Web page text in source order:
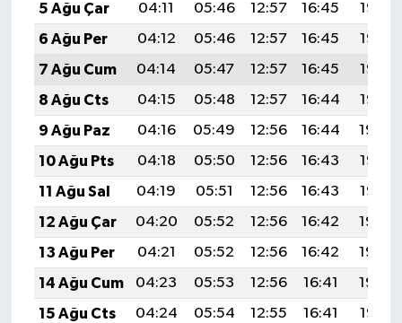
5 Ağu Çar
04:11 05:46 12:57 16:45
19:58
6 Ağu Per
04:12 05:46 12:57 16:45
19:57
7 Ağu Cum
04:14 05:47 12:57 16:45
19:56
8 Ağu Cts
04:15 05:48 12:57 16:44
19:55
9 Ağu Paz
04:16 05:49 12:56 16:44
19:54
10 Ağu Pts
04:18 05:50 12:56 16:43
19:53
11 Ağu Sal
04:19 05:51 12:56 16:43
19:52
12 Ağu Çar
04:20 05:52 12:56 16:42
19:50
13 Ağu Per
04:21 05:52 12:56 16:42
19:49
14 Ağu Cum
04:23 05:53 12:56 16:41
19:48
15 Ağu Cts
04:24 05:54 12:55 16:41
19:47